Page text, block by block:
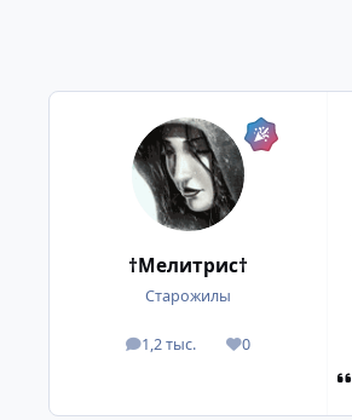
†Мелитрис†
Старожилы
1,2 тыс.
посты 0
Репутация